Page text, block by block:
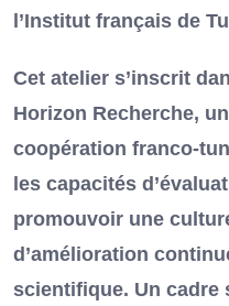
l’Institut français de
Cet atelier s’inscrit
Horizon Recherche,
coopération franco-
les capacités
promouvoir une
d’amélioration
scientifique. Un cadre